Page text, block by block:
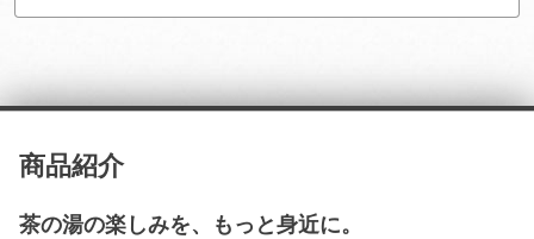
商品紹介
茶の湯の楽しみを、もっと身近に。